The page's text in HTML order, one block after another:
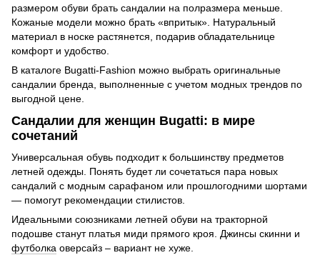
размером обуви брать сандалии на полразмера меньше.
Кожаные модели можно брать «впритык». Натуральный
материал в носке растянется, подарив обладательнице
комфорт и удобство.
В каталоге Bugatti-Fashion можно выбрать оригинальные
сандалии бренда, выполненные с учетом модных трендов по
выгодной цене.
Сандалии для женщин Bugatti: в мире
сочетаний
Универсальная обувь подходит к большинству предметов
летней одежды. Понять будет ли сочетаться пара новых
сандалий с модным сарафаном или прошлогодними шортами
— помогут рекомендации стилистов.
Идеальными союзниками летней обуви на тракторной
подошве станут платья миди прямого кроя. Джинсы скинни и
футболка оверсайз – вариант не хуже.